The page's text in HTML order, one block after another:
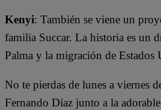
Kenyi: También se viene un
familia Succar. La historia es un
Palma y la migración de Estados
No te pierdas de lunes a viernes
Fernando Díaz junto a la